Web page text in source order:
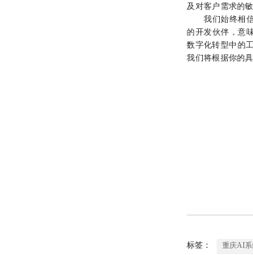
及对客户需求的
我们始终相信
的开发伙伴，意
数字化转型中的
我们将根据你的
标签： 重庆AI系